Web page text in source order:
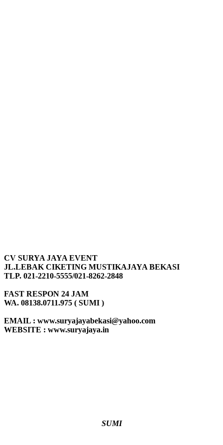
CV SURYA JAYA EVENT
JL.LEBAK CIKETING MUSTIKAJAYA BEKASI
TLP. 021-2210-5555/021-8262-2848
FAST RESPON 24 JAM
WA. 08138.0711.975 ( SUMI )
EMAIL : www.suryajayabekasi@yahoo.com
WEBSITE : www.suryajaya.in
SUMI